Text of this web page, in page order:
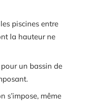
piscines entre
la hauteur ne
un bassin de
s’impose, même